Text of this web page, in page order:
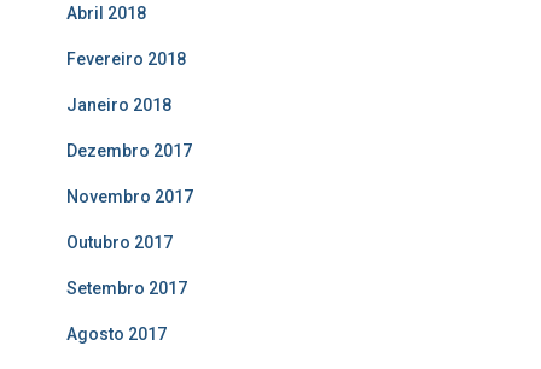
Abril 2018
Fevereiro 2018
Janeiro 2018
Dezembro 2017
Novembro 2017
Outubro 2017
Setembro 2017
Agosto 2017